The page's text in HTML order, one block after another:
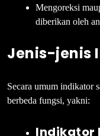
Mengoreksi
diberikan oleh
Jenis-jenis
Secara umum indikator
berbeda fungsi, yakni:
Indikator